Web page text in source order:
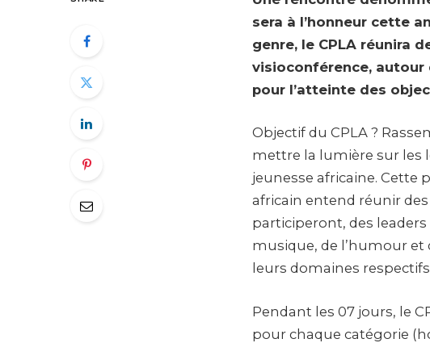
sera à l’honneur cette
genre, le CPLA réunira
visioconférence, autour
pour l’atteinte des
Objectif du CPLA ?
mettre la lumière sur les
jeunesse africaine. Cette
africain entend réunir des
participeront, des
musique, de l’humour et
leurs domaines
Pendant les 07 jours, le
pour chaque catégorie